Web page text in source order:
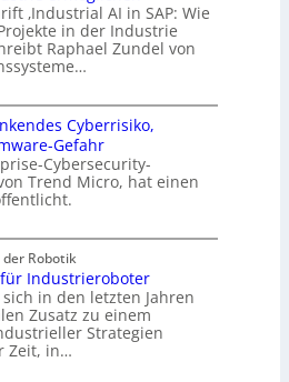
‚Industrial AI in SAP: Wie
in der Industrie
Raphael Zundel von
Cyberrisiko,
Gefahr
Cybersecurity-
Trend Micro, hat einen
Robotik
Industrieroboter
in den letzten Jahren
Zusatz zu einem
Strategien
Zeit, in…